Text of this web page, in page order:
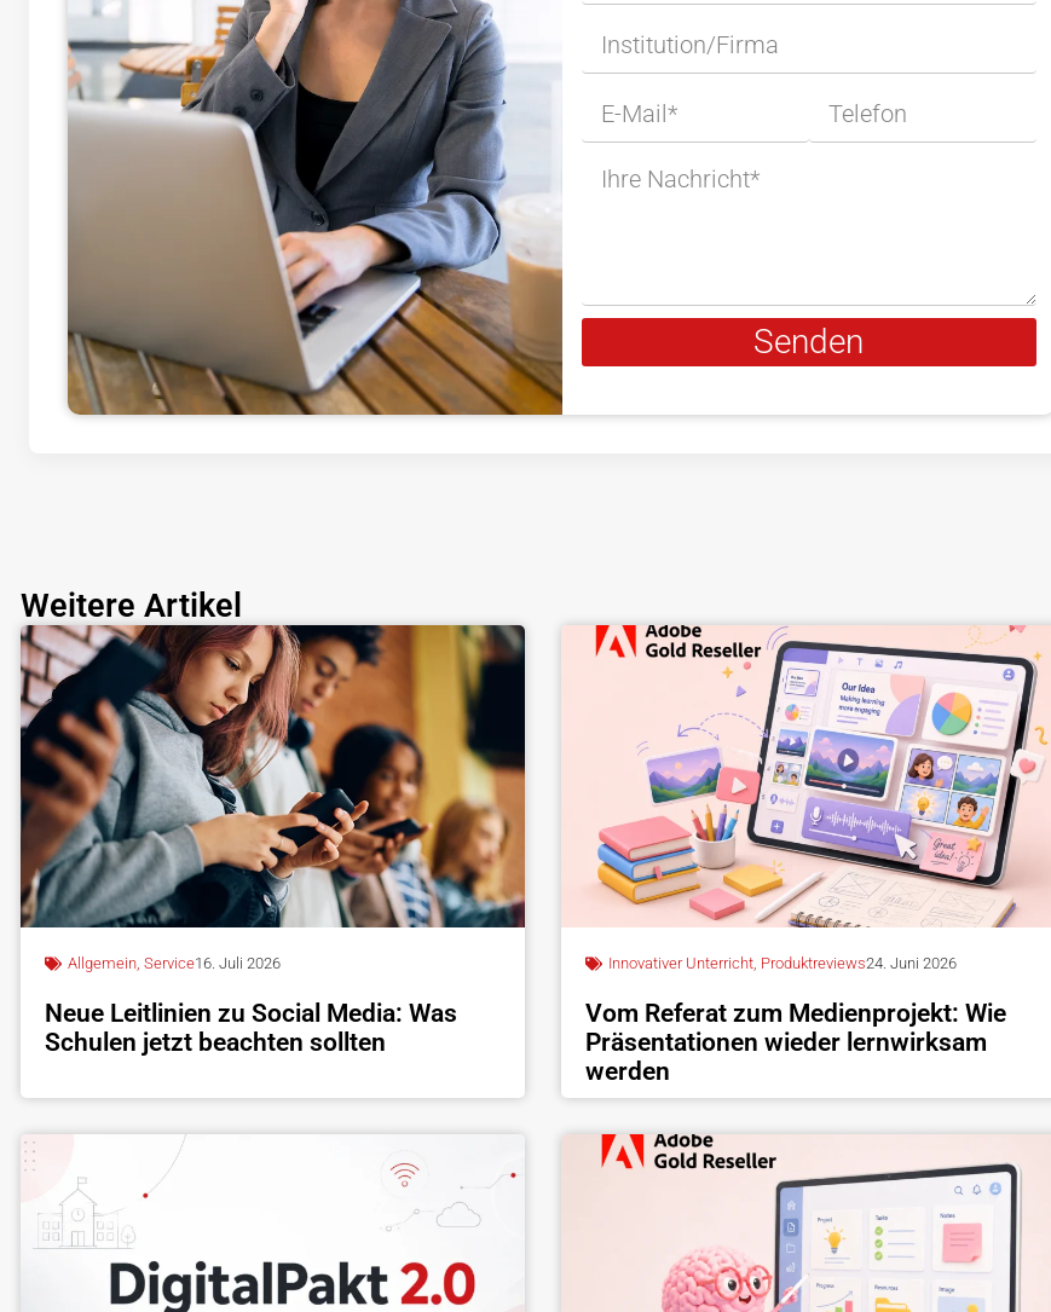
Senden
Weitere Artikel
Allgemein, Service16. Juli 2026
Neue Leitlinien zu Social Media: Was
Schulen jetzt beachten sollten
Innovativer Unterricht, Produktreviews24. Juni 2026
Vom Referat zum Medienprojekt: Wie
Präsentationen wieder lernwirksam
werden